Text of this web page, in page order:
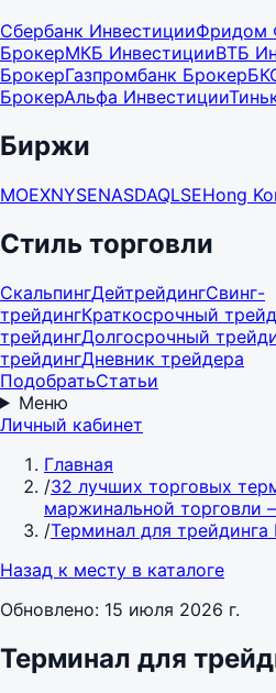
Сбербанк ИнвестицииФридом
БрокерМКБ ИнвестицииВТБ
БрокерГазпромбанк Брокер
БрокерАльфа Инвестиции
Биржи
MOEXNYSENASDAQLSEHong
Стиль торговли
СкальпингДейтрейдингСвинг-
трейдингКраткосрочный
трейдингДолгосрочный
трейдингДневник трейдера
ПодобратьСтатьи
Меню
Личный кабинет
Главная
/32 лучших торговых
маржинальной торговли
/Терминал для
Назад к месту в каталоге
Обновлено: 15 июля 2026 г.
Терминал для